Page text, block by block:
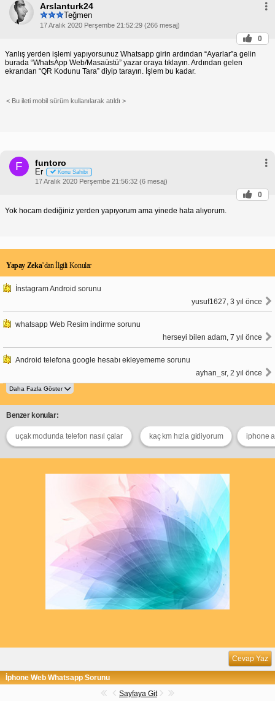
Arslanturk24
Teğmen
17 Aralık 2020 Perşembe 21:52:29 (266 mesaj)
0
Yanlış yerden işlemi yapıyorsunuz Whatsapp girin ardından “Ayarlar”a gelin
burada “WhatsApp Web/Masaüstü” yazar oraya tıklayın. Ardından gelen
ekrandan “QR Kodunu Tara” diyip tarayın. İşlem bu kadar.
< Bu ileti mobil sürüm kullanılarak atıldı >
F funtoro
Er Konu Sahibi
17 Aralık 2020 Perşembe 21:56:32 (6 mesaj)
0
Yok hocam dediğiniz yerden yapıyorum ama yinede hata alıyorum.
Yapay Zeka’dan İlgili Konular
İnstagram Android sorunu
yusuf1627, 3 yıl önce
whatsapp Web Resim indirme sorunu
herseyi bilen adam, 7 yıl önce
Android telefona google hesabı ekleyememe sorunu
ayhan_sr, 2 yıl önce
Benzer konular:
uçak modunda telefon nasıl çalar kaç km hızla gidiyorum iphone
Cevap Yaz
İphone Web Whatsapp Sorunu
Sayfaya Git